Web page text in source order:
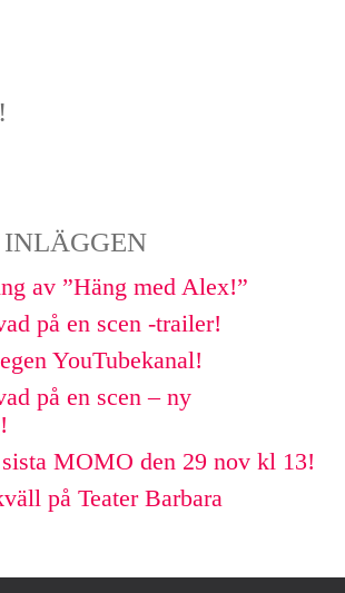
INLÄGGEN
av ”Häng med Alex!”
på en scen -trailer!
YouTubekanal!
på en scen – ny
MOMO den 29 nov kl 13!
på Teater Barbara